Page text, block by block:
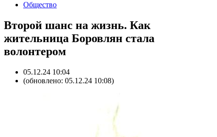
Общество
Второй шанс на жизнь. Как
жительница Боровлян стала
волонтером
05.12.24 10:04
(обновлено: 05.12.24 10:08)